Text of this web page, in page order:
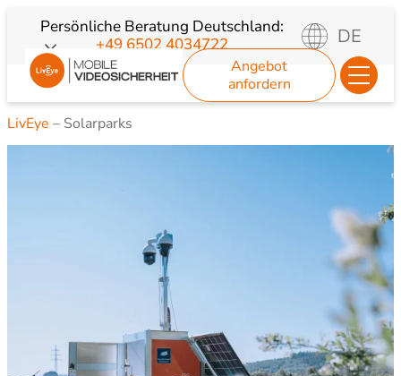
Inhalt
springen
Persönliche Beratung Deutschland:
+49 6502 4034722
DE
Angebot
anfordern
LivEye – Solarparks